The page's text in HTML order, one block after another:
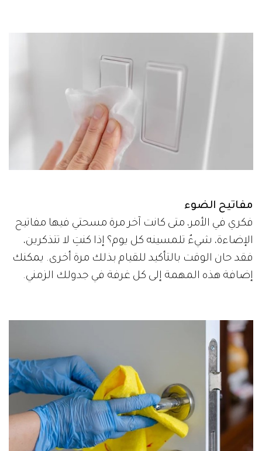
مفاتيح الضوء
فكري في الأمر، متى كانت آخر مرة مسحتي فيها مفاتيح
الإضاءة، شيءٌ تلمسينه كل يوم؟ إذا كنتِ لا تتذكرين،
فقد حان الوقت بالتأكيد للقيام بذلك مرة أخرى. يمكنك
إضافة هذه المهمة إلى كل غرفة في جدولك الزمني.